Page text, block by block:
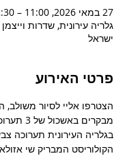
27 במאי 2026, 11:00 – 12:30
ישראל
פרטי האירוע
הצטרפו אליי לסיור משולב,
מבקרים באשכול של 3 תערוכות פלוס עוד אחת.
בגלריה העירונית תערוכה
הקולוריסט המבריק שי